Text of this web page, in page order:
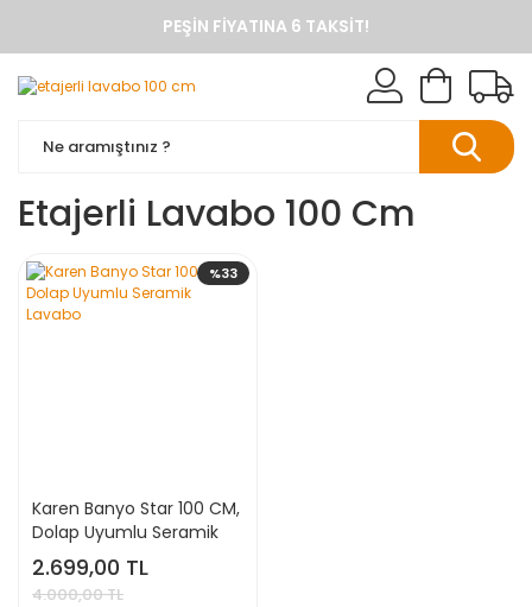
PEŞIN FIYATINA 6 TAKSIT!
ANINDA %10 HAVALE İNDIRIMI
TÜM ÜRÜNLERDE KARGO BEDAVA
KAREN BANYO RESMI ALIŞVERIŞ SITESI
BANYO DOLAPLARINDA ANINDA %10 HAVALE INDIRIMI
Etajerli Lavabo 100 Cm
%33
Karen Banyo Star 100 CM,
Dolap Uyumlu Seramik
Lavabo
2.699,00 TL
4.000,00 TL